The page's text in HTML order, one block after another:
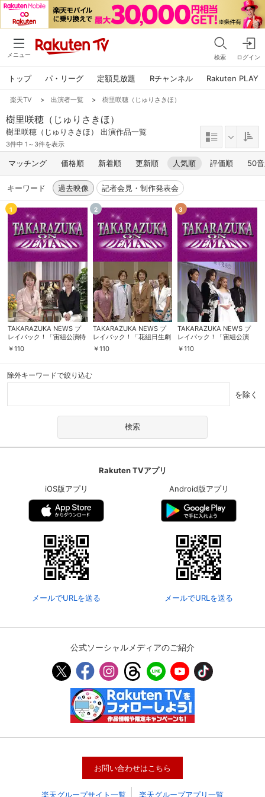
メニュー 検索 ログイン
トップ パ・リーグ 定額見放題 Rチャンネル Rakuten PLAY
楽天TV > 出演者一覧 > 樹里咲穂（じゅりさきほ）
樹里咲穂（じゅりさきほ）
樹里咲穂（じゅりさきほ） 出演作品一覧
3件中 1～3件を表示
マッチング 価格順 新着順 更新順 人気順 評価順 50
キーワード 過去映像 記者会見・制作発表会
1
TAKARAZUKA NEWS プ
レイバック！「宙組公演特
別出演 樹里咲穂＆安蘭け
いインタビュー」～2004
￥110
2
TAKARAZUKA NEWS プ
レイバック！「花組日生劇
場公演『Ernest in Love』
制作発表会」～2005年6月
￥110
3
TAKARAZUKA NEWS プ
レイバック！「宙組公演
『ファントム』制作発表
会」～2004年2月より～
￥110
除外キーワードで絞り込む
を除く
Rakuten TVアプリ
iOS版アプリ
メールでURLを送る
Android版アプリ
メールでURLを送る
公式ソーシャルメディアのご紹介
お問い合わせはこちら
楽天グループサイト一覧 楽天グループアプリ一覧